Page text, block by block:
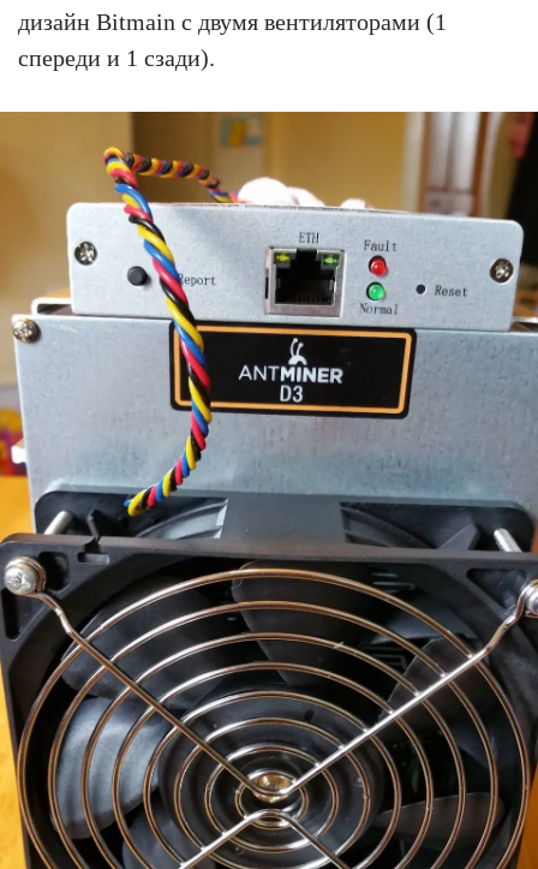
дизайн Bitmain с двумя вентиляторами (1
спереди и 1 сзади).